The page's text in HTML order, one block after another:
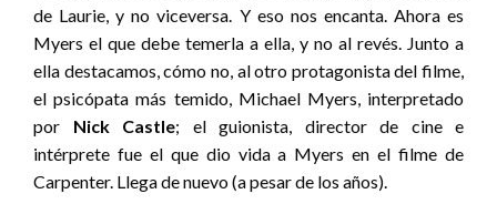
de Laurie, y no viceversa. Y eso nos encanta. Ahora es
Myers el que debe temerla a ella, y no al revés. Junto a
ella destacamos, cómo no, al otro protagonista del filme,
el psicópata más temido, Michael Myers, interpretado
por Nick Castle; el guionista, director de cine e
intérprete fue el que dio vida a Myers en el filme de
Carpenter. Llega de nuevo (a pesar de los años).